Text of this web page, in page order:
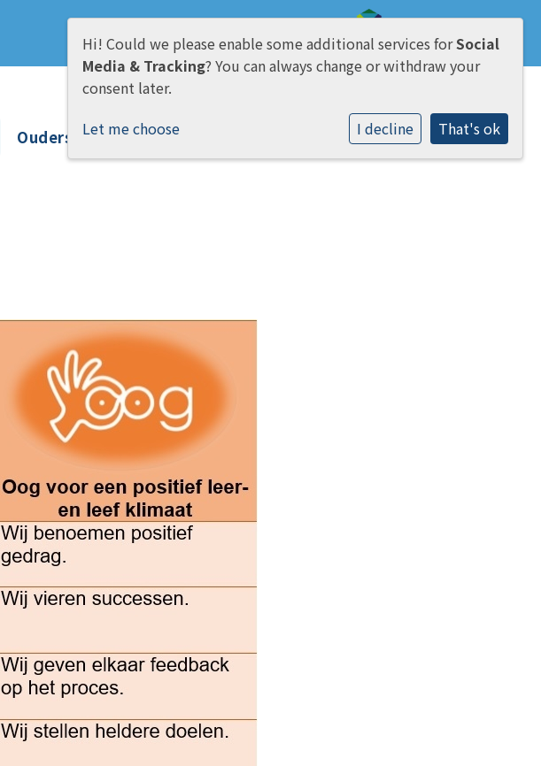
AVG & Privacy
Ouders Leerling Contact
Hi! Could we please enable some additional services forSocial
Media & Tracking? You can always change or withdraw your
consent later.
Let me choose
I decline That's ok